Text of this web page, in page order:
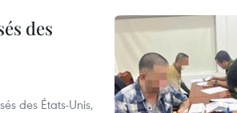
des
des États-Unis,